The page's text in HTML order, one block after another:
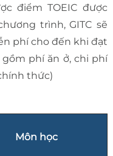
điểm TOEIC được
trình, GITC sẽ
phí cho đến khi đạt
phí ăn ở, chi phí
thức)
Môn học